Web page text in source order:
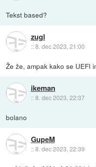
Tekst based?
zugl
::8. dec 2023, 21:00
Že že, ampak kako se UEFI
ikeman
::8. dec 2023, 22:37
bolano
GupeM
::8. dec 2023, 22:39